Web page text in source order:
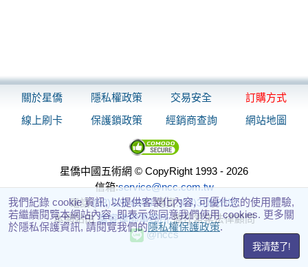
關於星僑 隱私權政策 交易安全
訂購方式
線上刷卡
保護鎖政策 經銷商查詢 網站地圖
星僑中國五術網 © CopyRight 1993 - 2026
信箱:service@ncc.com.tw
電話:(03)328-8833傳真:(03)328-6557
本網站由瀛睿律師事務所擔任常年法律顧問
@nccs
我們紀錄 cookie 資訊, 以提供客製化內容, 可優化您的使用體驗,
若繼續閱覽本網站內容, 即表示您同意我們使用 cookies. 更多關
於隱私保護資訊, 請閱覽我們的隱私權保護政策.
我清楚了!